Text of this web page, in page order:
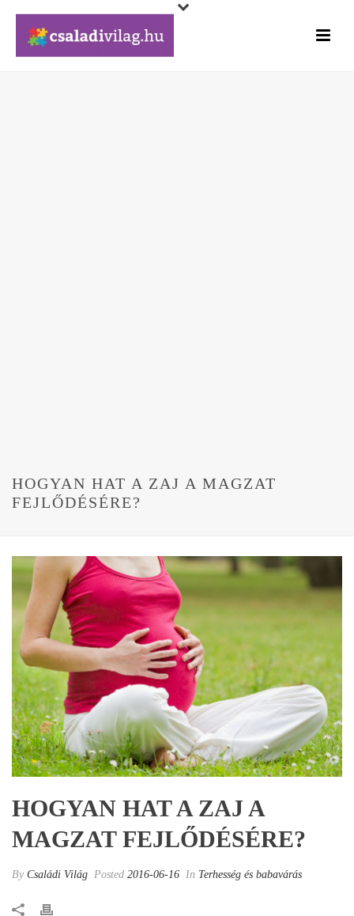
HOGYAN HAT A ZAJ A MAGZAT
FEJLŐDÉSÉRE?
HOGYAN HAT A ZAJ A
MAGZAT FEJLŐDÉSÉRE?
By Családi Világ Posted 2016-06-16 In Terhesség és babavárás